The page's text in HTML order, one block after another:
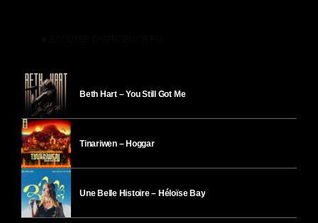
Beth Hart – You Still Got Me
Tinariwen – Hoggar
Une Belle Histoire – Héloïse Bay